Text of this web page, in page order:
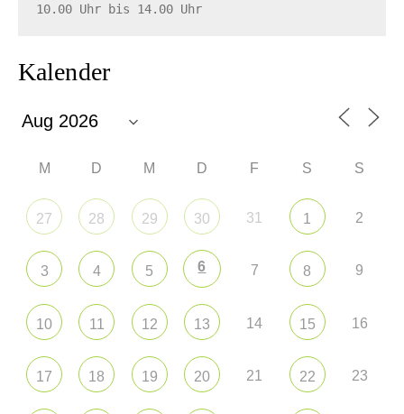
10.00 Uhr bis 14.00 Uhr
Kalender
M D M D F S S
27 28 29 30 31 1 2
3 4 5 6 7 8 9
10 11 12 13 14 15 16
17 18 19 20 21 22 23